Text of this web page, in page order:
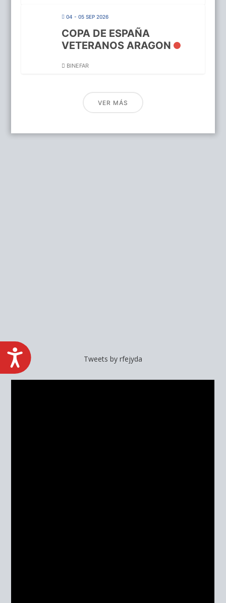
ACCESIBILIDAD
04 - 05 SEP 2026
COPA DE ESPAÑA
VETERANOS ARAGON
BINEFAR
VER MÁS
Tweets by rfejyda